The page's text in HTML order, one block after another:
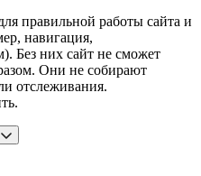
правильной работы сайта и
навигация,
Без них сайт не сможет
Они не собирают
отслеживания.